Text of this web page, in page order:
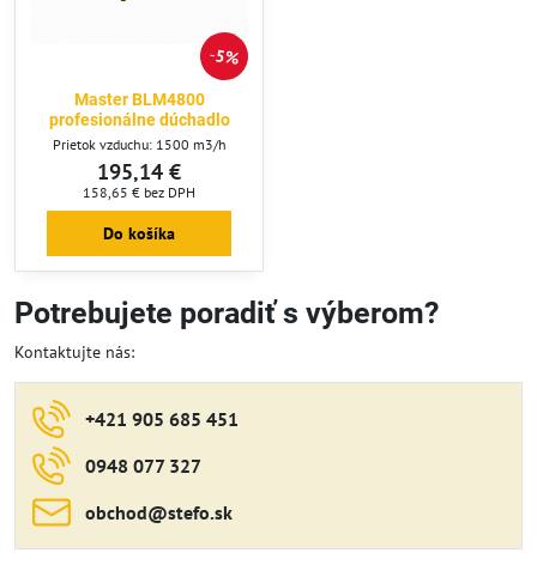
5%
Master BLM4800
profesionálne dúchadlo
Prietok vzduchu: 1500 m3/h
195,14 €
158,65 € bez DPH
Do košíka
Potrebujete poradiť s výberom?
Kontaktujte nás:
+421 905 685 451
0948 077 327
obchod​@stefo​.sk